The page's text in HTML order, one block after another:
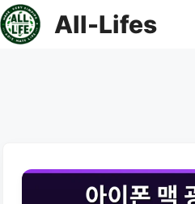
컨
텐
All-Lifes